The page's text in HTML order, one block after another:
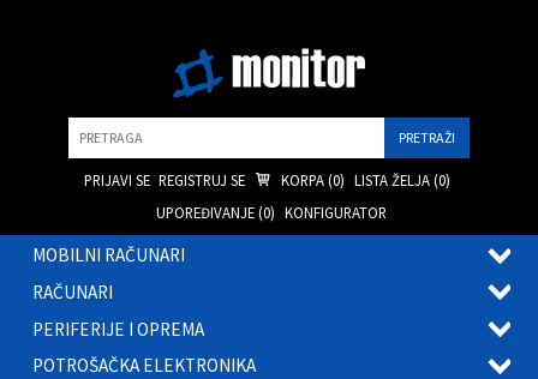
PRIJAVI SE REGISTRUJ SE KORPA (0) LISTA ŽELJA (0)
UPOREĐIVANJE (0) KONFIGURATOR
MOBILNI RAČUNARI
RAČUNARI
PERIFERIJE I OPREMA
POTROŠAČKA ELEKTRONIKA